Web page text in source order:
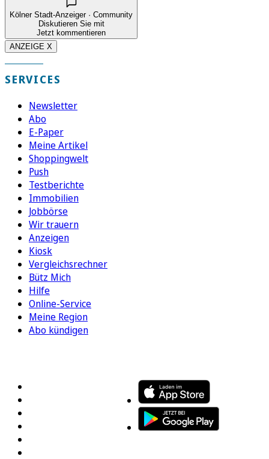
Kölner Stadt-Anzeiger · Community
Diskutieren Sie mit
Jetzt kommentieren
ANZEIGE X
SERVICES
Newsletter
Abo
E-Paper
Meine Artikel
Shoppingwelt
Push
Testberichte
Immobilien
Jobbörse
Wir trauern
Anzeigen
Kiosk
Vergleichsrechner
Bütz Mich
Hilfe
Online-Service
Meine Region
Abo kündigen